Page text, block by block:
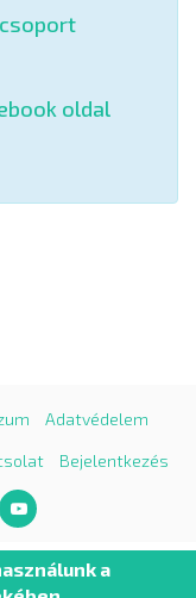
oldal
Adatvédelem
Bejelentkezés
a